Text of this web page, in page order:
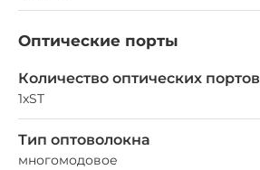
Оптические порты
Количество оптических портов
1xST
Тип оптоволокна
многомодовое